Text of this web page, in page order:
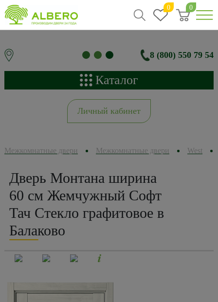
0 0
8 (800) 550 79 54
Каталог
Личный кабинет
Межкомнатные двери Межкомнатные двери West
Дверь Монтана ширина
60 см Жемчужный Софт
Тач Стекло графитовое в
Балаково